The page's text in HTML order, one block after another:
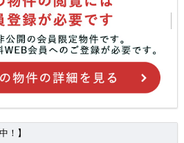
！】